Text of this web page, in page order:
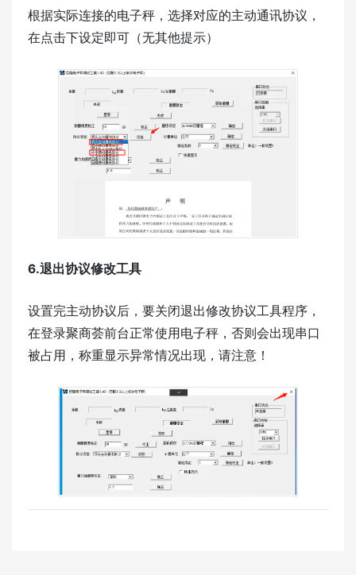
根据实际连接的电子秤，选择对应的主动通讯协议，
在点击下设定即可（无其他提示）
6.退出协议修改工具
设置完主动协议后，要关闭退出修改协议工具程序，
在登录聚商荟前台正常使用电子秤，否则会出现串口
被占用，称重显示异常情况出现，请注意！